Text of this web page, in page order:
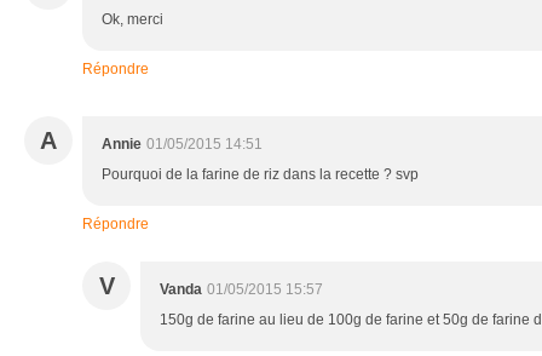
Ok, merci
Répondre
A Annie 01/05/2015 14:51
Pourquoi de la farine de riz dans la recette ? svp
Répondre
V Vanda 01/05/2015 15:57
150g de farine au lieu de 100g de farine et 50g de farine